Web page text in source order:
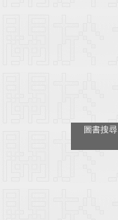
圖書搜尋